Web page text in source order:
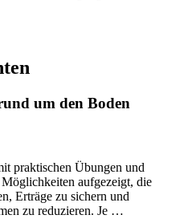
um den Boden
praktischen Übungen und
aufgezeigt, die
Erträge zu sichern und
zu reduzieren. Je …